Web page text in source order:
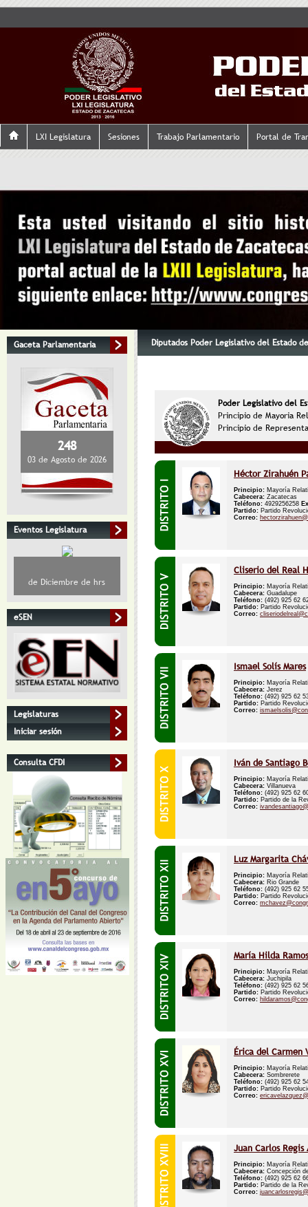
LXI Legislatura Sesiones Trabajo Parlamentario Portal de
Gaceta Parlamentaria
248
03 de Agosto de 2026
Eventos Legislatura
de Diciembre de hrs
eSEN
Legislaturas
Iniciar sesión
Consulta CFDI
Diputados Poder Legislativo del Estado
Poder Legislativo del
Principio de Mayoria
Principio de
Héctor Zirahuén
Principio: Mayoría
Cabecera: Zacatecas
Teléfono: 4929256258
Partido: Partido
Correo:
Cliserio del Real
Principio: Mayoría
Cabecera: Guadalupe
Teléfono: (492) 925 62
Partido: Partido
Correo:
Ismael Solís Mares
Principio: Mayoría
Cabecera: Jerez
Teléfono: (492) 925 62
Partido: Partido
Correo:
Iván de Santiago
Principio: Mayoría
Cabecera: Villanueva
Teléfono: (492) 925 62
Partido: Partido de la
Correo:
Luz Margarita
Principio: Mayoría
Cabecera: Rio Grande
Teléfono: (492) 925 62
Partido: Partido
Correo:
María Hilda
Principio: Mayoría
Cabecera: Juchipila
Teléfono: (492) 925 62
Partido: Partido
Correo:
Érica del Carmen
Principio: Mayoría
Cabecera: Sombrerete
Teléfono: (492) 925 62
Partido: Partido
Correo:
Juan Carlos Regis
Principio: Mayoría
Cabecera: Concepción
Teléfono: (492) 925 62
Partido: Partido de la
Correo: